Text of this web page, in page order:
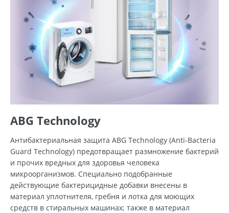
ABG Technology
Антибактериальная защита ABG Technology (Anti-Bacteria
Guard Technology) предотвращает размножение бактерий
и прочих вредных для здоровья человека
микроорганизмов. Специально подобранные
действующие бактерицидные добавки внесены в
материал уплотнителя, гребня и лотка для моющих
средств в стиральных машинах; также в материал